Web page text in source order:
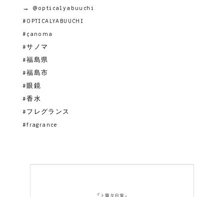
→ @opticalyabuuchi
#OPTICALYABUUCHI
#çanoma
#サノマ
#福島県
#福島市
#眼鏡
#香水
#フレグランス
#fragrance